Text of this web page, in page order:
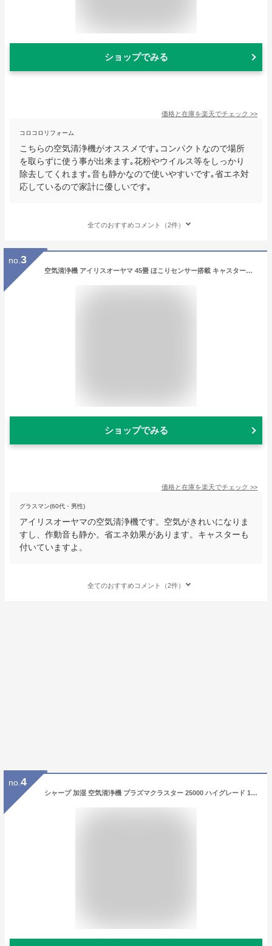
ショップでみる
価格と在庫を楽天でチェック >>
コロコロリフォーム
こちらの空気清浄機がオススメです｡コンパクトなので場所
を取らずに使う事が出来ます｡花粉やウイルス等をしっかり
除去してくれます｡音も静かなので使いやすいです｡省エネ対
応しているので家計に優しいです｡
全てのおすすめコメント（2件）
no. 3
空気清浄機 アイリスオーヤマ 45畳 ほこりセンサー搭載 キャスター付 空気清浄器 静音 業務用 工事不要 空気清浄 花粉対策 PM2.5 黄砂 ハウスダスト ペット たばこ カビ 集塵 脱臭 空気清浄器 オフィス 会議室 省エネ おしゃれ IAP-A110-W 送料無料 あす楽
ショップでみる
価格と在庫を楽天でチェック >>
グラスマン(60代・男性)
アイリスオーヤマの空気清浄機です。空気がきれいになりま
すし、作動音も静か。省エネ効果があります。キャスターも
付いていますよ。
全てのおすすめコメント（2件）
no. 4
シャープ 加湿 空気清浄機 プラズマクラスター 25000 ハイグレード 19畳 / 空気清浄 31畳 ホワイト KI-NS70-W